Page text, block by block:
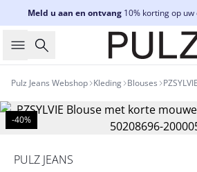
Meld u aan en ontvang10% korting op
Zoeken
Pulz Jeans Webshop Kleding Blouses
-40%
PULZ JEANS